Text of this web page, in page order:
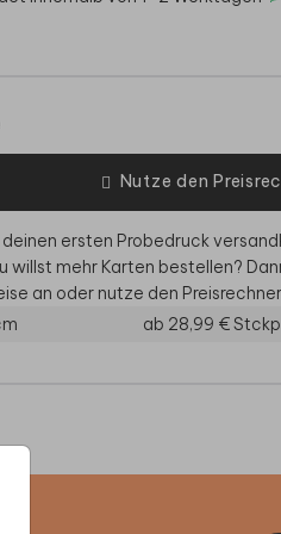
EDELSTAHL
Nutze den
ersten Probedruck
willst mehr Karten bestellen?
an oder nutze den
ab 28,99 €